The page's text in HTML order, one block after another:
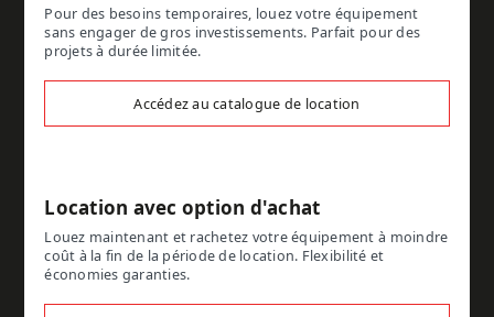
Pour des besoins temporaires, louez votre équipement
sans engager de gros investissements. Parfait pour des
projets à durée limitée.
Accédez au catalogue de location
Location avec option d'achat
Louez maintenant et rachetez votre équipement à moindre
coût à la fin de la période de location. Flexibilité et
économies garanties.